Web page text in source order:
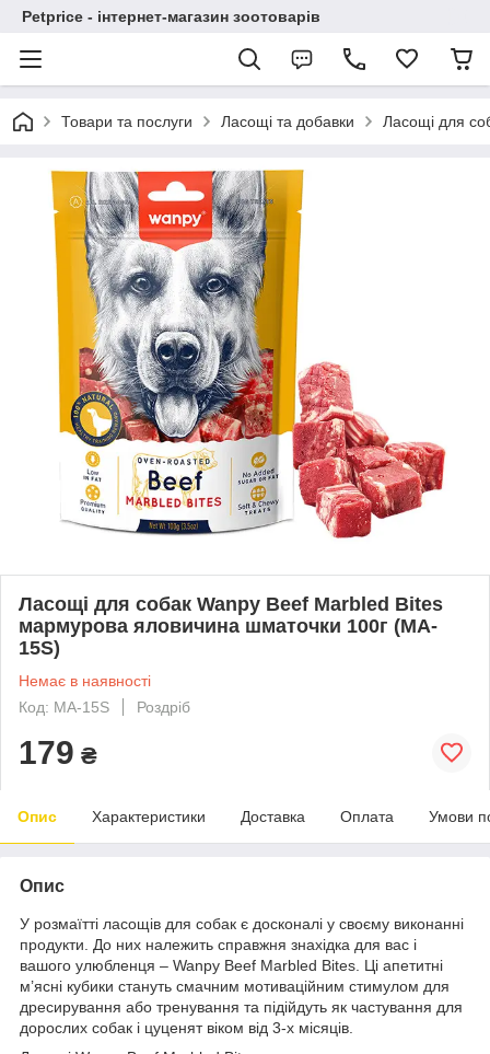
Petprice - інтернет-магазин зоотоварів
Товари та послуги Ласощі та добавки Ласощі для
Ласощі для собак Wanpy Beef Marbled Bites
мармурова яловичина шматочки 100г (MA-
15S)
Немає в наявності
Код: MA-15S
Роздріб
179 ₴
Опис Характеристики Доставка Оплата Умови
Опис
У розмаїтті ласощів для собак є досконалі у своєму виконанні
продукти. До них належить справжня знахідка для вас і
вашого улюбленця – Wanpy Beef Marbled Bites. Ці апетитні
м’ясні кубики стануть смачним мотиваційним стимулом для
дресирування або тренування та підійдуть як частування для
дорослих собак і цуценят віком від 3-х місяців.